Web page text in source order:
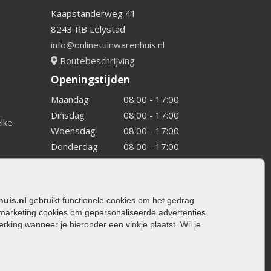
gebruikt functionele cookies om het gedrag
cookies om gepersonaliseerde advertenties
wanneer je hieronder een vinkje plaatst. Wil je
Kaapstanderweg 41
8243 RB Lelystad
info@onlinetuinwarenhuis.nl
Routebeschrijving
Openingstijden
Maandag
08:00 - 17:00
Dinsdag
08:00 - 17:00
Woensdag
08:00 - 17:00
Donderdag
08:00 - 17:00
Vrijdag
08:00 - 17:00